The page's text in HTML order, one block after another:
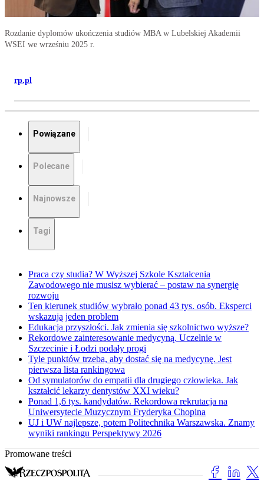
Rozdanie dyplomów ukończenia studiów MBA w Lubelskiej Akademii
WSEI we wrześniu 2025 r.
rp.pl
Powiązane
Polecane
Najnowsze
Tagi
Praca czy studia? W Wyższej Szkole Kształcenia
Zawodowego nie musisz wybierać – postaw na synergię
rozwoju
Ten kierunek studiów wybrało ponad 43 tys. osób. Eksperci
wskazują jeden problem
Edukacja przyszłości. Jak zmienia się szkolnictwo wyższe?
Rekordowe zainteresowanie medycyną. Uczelnie w
Szczecinie i Łodzi podały progi
Tyle punktów trzeba, aby dostać się na medycynę. Jest
pierwsza lista rankingowa
Od symulatorów do empatii dla drugiego człowieka. Jak
kształcić lekarzy dentystów XXI wieku?
Ponad 1,6 tys. kandydatów. Rekordowa rekrutacja na
Uniwersytecie Muzycznym Fryderyka Chopina
UJ i UW najlepsze, potem Politechnika Warszawska. Znamy
wyniki rankingu Perspektywy 2026
Promowane treści